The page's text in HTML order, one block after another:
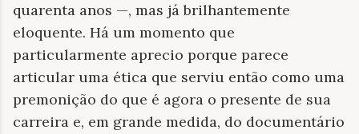
quarenta anos —, mas já brilhantemente
eloquente. Há um momento que
particularmente aprecio porque parece
articular uma ética que serviu então como uma
premonição do que é agora o presente de sua
carreira e, em grande medida, do documentário